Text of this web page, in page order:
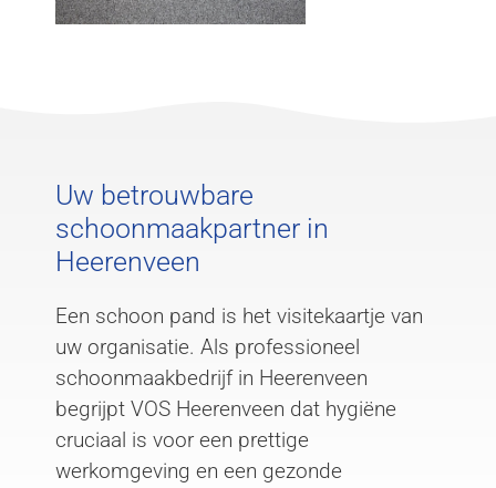
Uw betrouwbare
schoonmaakpartner in
Heerenveen
Een schoon pand is het visitekaartje van
uw organisatie. Als professioneel
schoonmaakbedrijf in Heerenveen
begrijpt VOS Heerenveen dat hygiëne
cruciaal is voor een prettige
werkomgeving en een gezonde